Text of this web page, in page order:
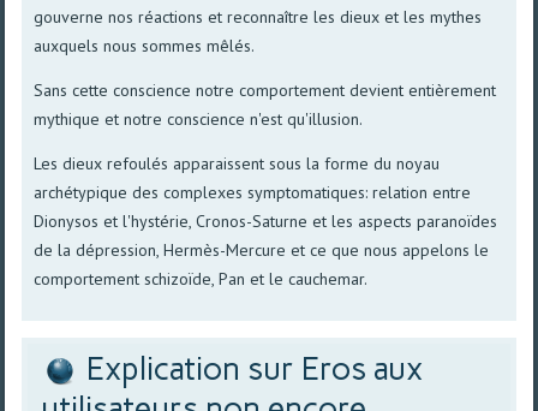
gouverne nos réactions et reconnaître les dieux et les mythes
auxquels nous sommes mêlés.
Sans cette conscience notre comportement devient entièrement
mythique et notre conscience n'est qu'illusion.
Les dieux refoulés apparaissent sous la forme du noyau
archétypique des complexes symptomatiques: relation entre
Dionysos et l'hystérie, Cronos-Saturne et les aspects paranoïdes
de la dépression, Hermès-Mercure et ce que nous appelons le
comportement schizoïde, Pan et le cauchemar.
Explication sur Eros aux